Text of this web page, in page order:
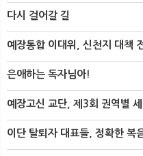
다시 걸어갈 길
예장통합 이대위, 신천지 대책
은애하는 독자님아!
예장고신 교단, 제3회 권역별 세
이단 탈퇴자 대표들, 정확한 복